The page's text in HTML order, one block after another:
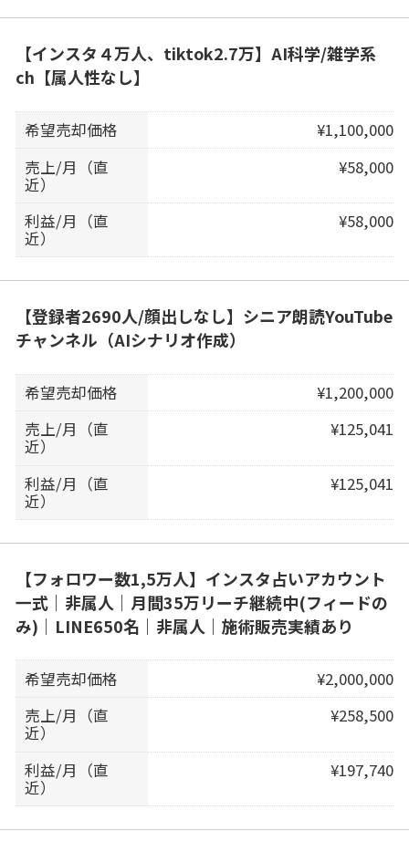
【インスタ４万人、tiktok2.7万】AI科学/雑学系
ch【属人性なし】
希望売却価格
¥1,100,000
売上/月（直
近）
¥58,000
利益/月（直
近）
¥58,000
【登録者2690人/顔出しなし】シニア朗読YouTube
チャンネル（AIシナリオ作成）
希望売却価格
¥1,200,000
売上/月（直
近）
¥125,041
利益/月（直
近）
¥125,041
【フォロワー数1,5万人】インスタ占いアカウント
一式｜非属人｜月間35万リーチ継続中(フィードの
み)｜LINE650名｜非属人｜施術販売実績あり
希望売却価格
¥2,000,000
売上/月（直
近）
¥258,500
利益/月（直
近）
¥197,740